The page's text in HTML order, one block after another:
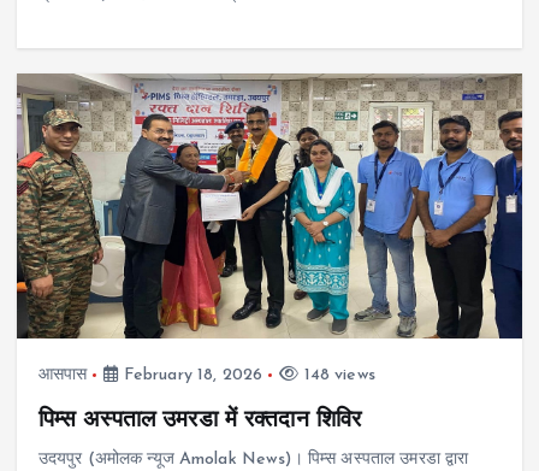
आसपास February 18, 2026 148 views
पिम्स अस्पताल उमरडा में रक्तदान शिविर
उदयपुर (अमोलक न्यूज Amolak News)। पिम्स अस्पताल उमरडा द्वारा